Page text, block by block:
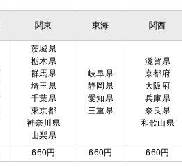
関東 東海 関西
茨城県
栃木県
群馬県
埼玉県
千葉県
東京都
神奈川県
山梨県
岐阜県
静岡県
愛知県
三重県
滋賀県
京都府
大阪府
兵庫県
奈良県
和歌山県
660円 660円 660円